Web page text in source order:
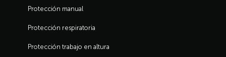
Protección manual
Protección respiratoria
Protección trabajo en altura